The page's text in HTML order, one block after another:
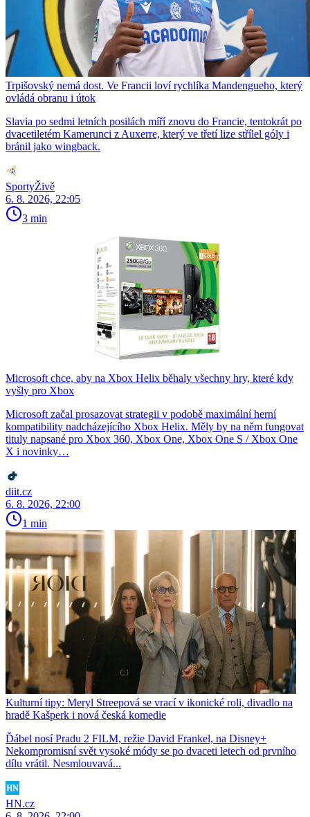
Trpišovský nemá dost. Ve Francii loví rychlíka Mandengueho, který
ovládá obranu i útok
Slavia po sedmi letních posilách míří znovu do Francie, tentokrát po
dvacetiletém Kamerunci z Auxerre, který ve třetí lize střílel góly i
bránil jako wingback.
SportyŽivě
6. 8. 2026, 22:05
3 min
Microsoft chce, aby na Xbox Helix běhaly všechny hry, které kdy
vyšly pro Xbox
Microsoft začal prosazovat strategii v podobě maximální herní
kompatibility nadcházejícího Xbox Helix. Měly by na něm fungovat
tituly napsané pro Xbox 360, Xbox One, Xbox One S / Xbox One
X i novinky…
diit.cz
6. 8. 2026, 22:00
1 min
Kulturní tipy: Meryl Streepová se vrací v ikonické roli, divadlo na
hradě Kašperk i nová česká komedie
Ďábel nosí Pradu 2 FILM, režie David Frankel, na Disney+
Nekompromisní svět vysoké módy se po dvaceti letech od prvního
dílu vrátil. Nesmlouvavá...
HN.cz